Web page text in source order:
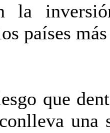
la
países
que